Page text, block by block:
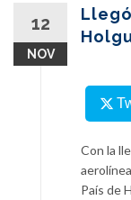
12
NOV
Con la
País de